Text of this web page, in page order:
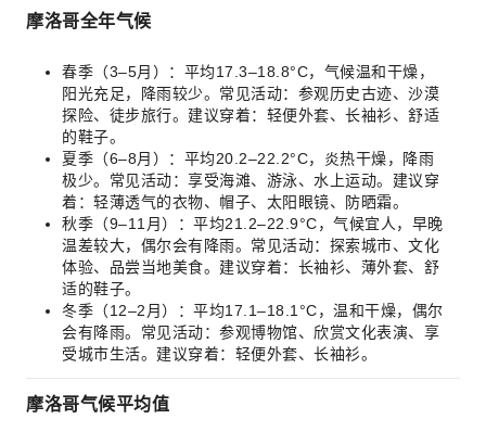
摩洛哥全年气候
春季（3–5月）：平均17.3–18.8°C，气候温和干燥，
阳光充足，降雨较少。常见活动：参观历史古迹、沙漠
探险、徒步旅行。建议穿着：轻便外套、长袖衫、舒适
的鞋子。
夏季（6–8月）：平均20.2–22.2°C，炎热干燥，降雨
极少。常见活动：享受海滩、游泳、水上运动。建议穿
着：轻薄透气的衣物、帽子、太阳眼镜、防晒霜。
秋季（9–11月）：平均21.2–22.9°C，气候宜人，早晚
温差较大，偶尔会有降雨。常见活动：探索城市、文化
体验、品尝当地美食。建议穿着：长袖衫、薄外套、舒
适的鞋子。
冬季（12–2月）：平均17.1–18.1°C，温和干燥，偶尔
会有降雨。常见活动：参观博物馆、欣赏文化表演、享
受城市生活。建议穿着：轻便外套、长袖衫。
摩洛哥气候平均值